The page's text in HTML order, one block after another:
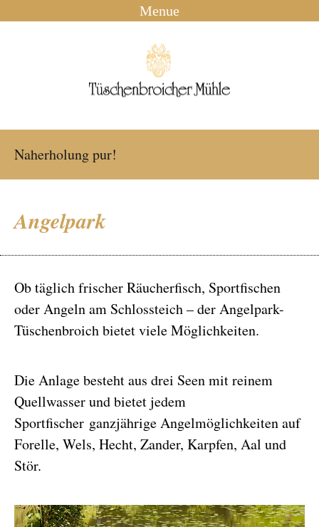
Menue
Naherholung pur!
Angelpark
Ob täglich frischer Räucherfisch, Sportfischen
oder Angeln am Schlossteich – der Angelpark-
Tüschenbroich bietet viele Möglichkeiten.
Die Anlage besteht aus drei Seen mit reinem
Quellwasser und bietet jedem
Sportfischer ganzjährige Angelmöglichkeiten auf
Forelle, Wels, Hecht, Zander, Karpfen, Aal und
Stör.